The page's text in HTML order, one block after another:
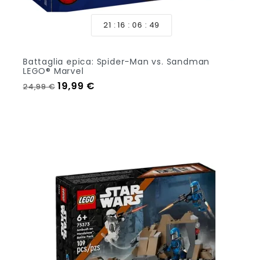
21 16 06 47
Battaglia epica: Spider-Man vs. Sandman
LEGO® Marvel
Prezzo regolare
24,99 € Prezzo
19,99 €